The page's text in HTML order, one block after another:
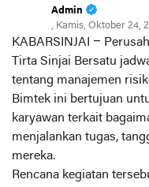
Admin
, Kamis, Oktober 24,
KABARSINJAI –
Tirta Sinjai Bersatu
tentang manajemen
Bimtek ini bertujuan
karyawan terkait
menjalankan tugas,
mereka.
Rencana kegiatan